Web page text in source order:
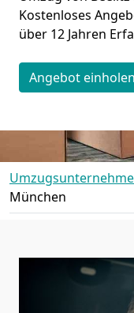
Kostenloses
über 12 Jahren
Angebot einholen
München